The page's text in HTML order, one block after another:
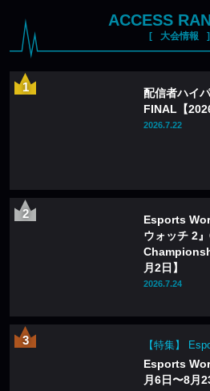
ACCESS
大会情報
配信者ハイ
FINAL【
2026.7.22
Esports
ウォッチ 2
月2日】
2026.7.24
【特集】
Esports
月6日〜8月